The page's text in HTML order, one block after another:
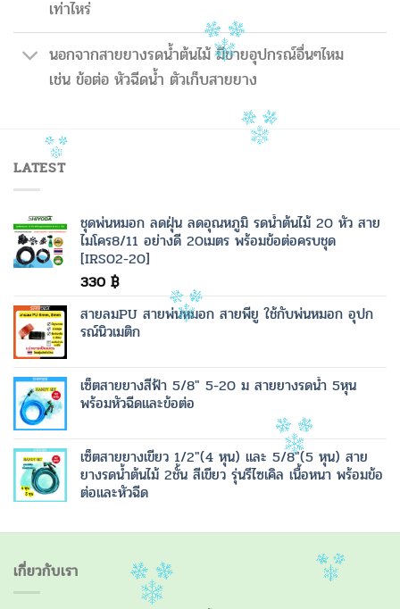
เท่าไหร่
นอกจากสายยางรดน้ำต้นไม้ มีขายอุปกรณ์อื่นๆไหม
เช่น ข้อต่อ หัวฉีดน้ำ ตัวเก็บสายยาง
LATEST
ชุดพ่นหมอก ลดฝุ่น ลดอุณหภูมิ รดน้ำต้นไม้ 20 หัว สาย
ไมโคร8/11 อย่างดี 20เมตร พร้อมข้อต่อครบชุด
[IRS02-20]
330 ฿
สายลมPU สายพ่นหมอก สายพียู ใช้กับพ่นหมอก อุปก
รณ์นิวเมติก
เซ็ตสายยางสีฟ้า 5/8" 5-20 ม สายยางรดน้ำ 5หุน
พร้อมหัวฉีดและข้อต่อ
เซ็ตสายยางเขียว 1/2"(4 หุน) และ 5/8"(5 หุน) สาย
ยางรดน้ำต้นไม้ 2ชั้น สีเขียว รุ่นรีไซเคิล เนื้อหนา พร้อมข้อ
ต่อและหัวฉีด
เกี่ยวกับเรา